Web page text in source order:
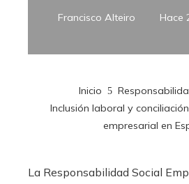
Francisco Alteiro Hace
Inicio
Inclusión laboral y
empresarial en
La Responsabilidad Social